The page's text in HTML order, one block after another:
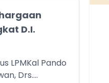
D.I.
LPMKal Pando
Drs....